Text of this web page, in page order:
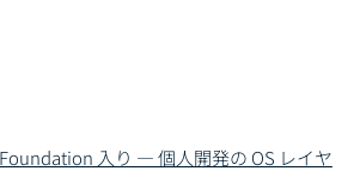
入り — 個人開発の OS レイヤ